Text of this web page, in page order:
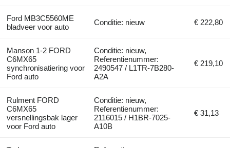
Ford MB3C5560ME
bladveer voor auto
Conditie: nieuw € 222,80
Manson 1-2 FORD
C6MX65
synchronisatiering voor
Ford auto
Conditie: nieuw,
Referentienummer:
2490547 / L1TR-7B280-
A2A
€ 219,10
Rulment FORD
C6MX65
versnellingsbak lager
voor Ford auto
Conditie: nieuw,
Referentienummer:
2116015 / H1BR-7025-
A10B
€ 31,13